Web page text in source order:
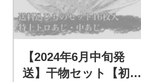
【2024年6月中旬発
送】干物セット【初島